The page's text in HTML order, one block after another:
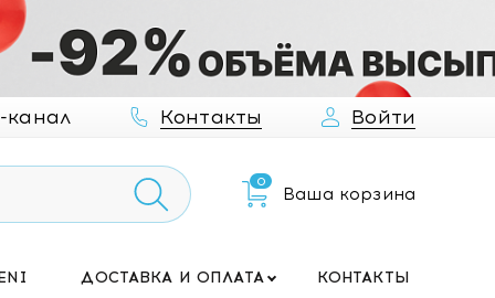
канал Контакты Войти
0
Ваша корзина
ДОСТАВКА И ОПЛАТА КОНТАКТЫ